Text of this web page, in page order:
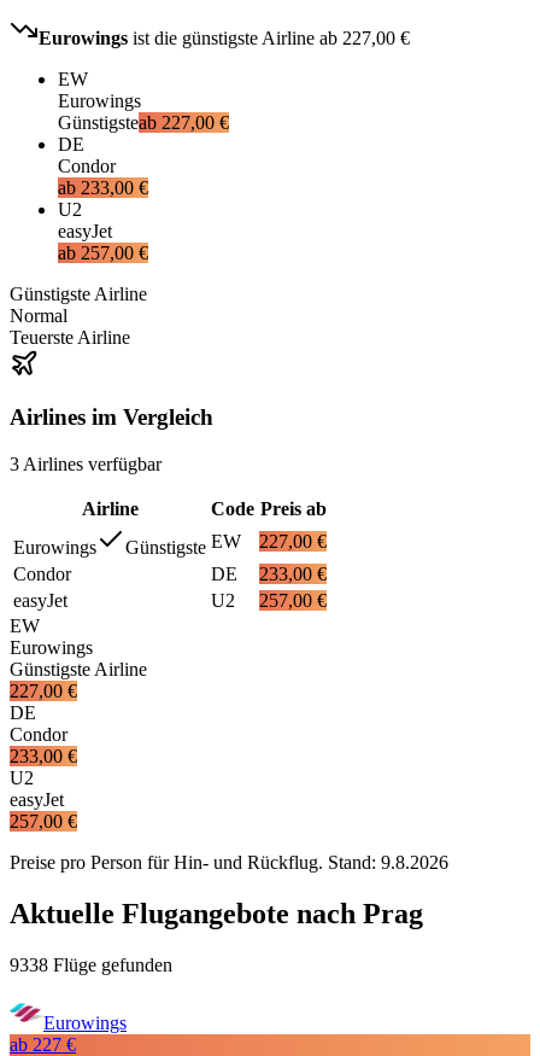
Eurowings ist die günstigste Airline ab 227,00 €
EW
Eurowings
Günstigsteab 227,00 €
DE
Condor
ab 233,00 €
U2
easyJet
ab 257,00 €
Günstigste Airline
Normal
Teuerste Airline
Airlines im Vergleich
3 Airlines verfügbar
Airline Code Preis ab
Eurowings
Günstigste EW
227,00 €
Condor
DE
233,00 €
easyJet
U2
257,00 €
EW
Eurowings
Günstigste Airline
227,00 €
DE
Condor
233,00 €
U2
easyJet
257,00 €
Preise pro Person für Hin- und Rückflug. Stand: 9.8.2026
Aktuelle Flugangebote nach Prag
9338 Flüge gefunden
Eurowings
ab 227 €